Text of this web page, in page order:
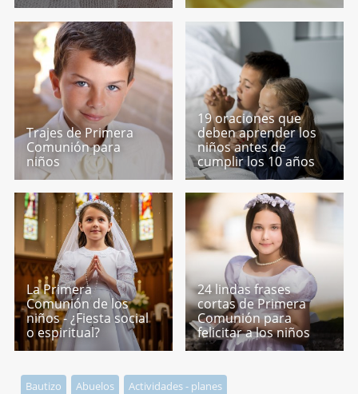
Trajes de Primera
Comunión para
niños
19 oraciones que
deben aprender los
niños antes de
cumplir los 10 años
La Primera
Comunión de los
niños - ¿Fiesta social
o espiritual?
24 lindas frases
cortas de Primera
Comunión para
felicitar a los niños
Bautizo Abuelos Actividades - planes